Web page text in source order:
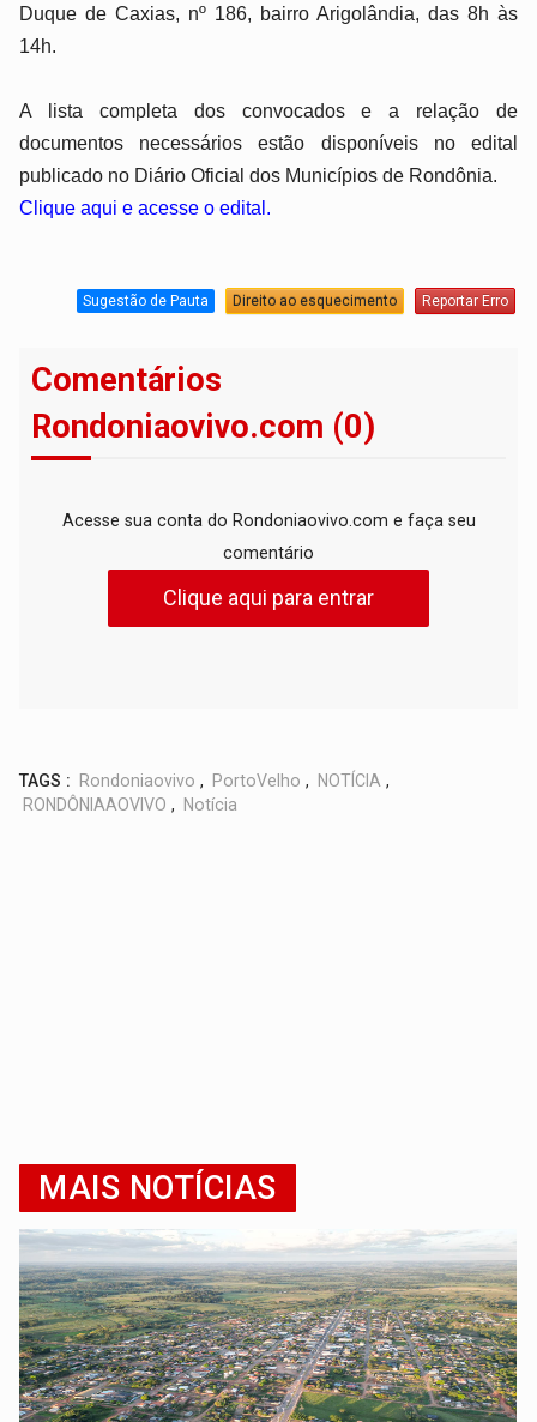
Duque de Caxias, nº 186, bairro Arigolândia, das 8h às
14h.
A lista completa dos convocados e a relação de
documentos necessários estão disponíveis no edital
publicado no Diário Oficial dos Municípios de Rondônia.
Clique aqui e acesse o edital.
Sugestão de Pauta Direito ao esquecimento Reportar Erro
Comentários
Rondoniaovivo.com (0)
Acesse sua conta do Rondoniaovivo.com e faça seu
comentário
Clique aqui para entrar
TAGS : Rondoniaovivo , PortoVelho , NOTÍCIA ,
RONDÔNIAAOVIVO , Notícia
MAIS NOTÍCIAS